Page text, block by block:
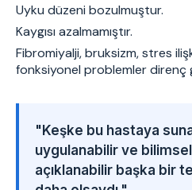
Uyku düzeni bozulmuştur.
Kaygısı azalmamıştır.
Fibromiyalji, bruksizm, stres
fonksiyonel problemler direnç
"Keşke bu hastaya
uygulanabilir ve
açıklanabilir başka bir